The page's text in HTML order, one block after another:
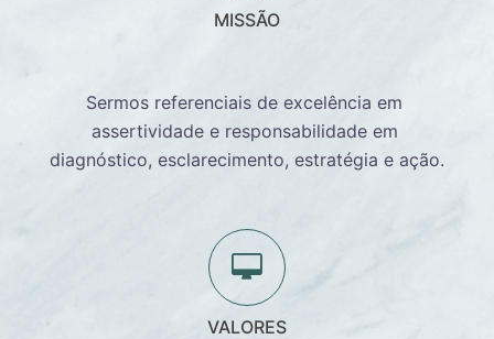
MISSÃO
Sermos referenciais de excelência em
assertividade e responsabilidade em
diagnóstico, esclarecimento, estratégia e ação.
VALORES